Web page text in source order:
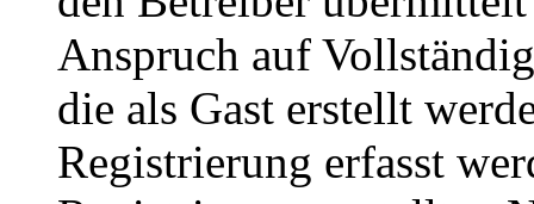
Anspruch auf
die als Gast erstellt
Registrierung erfasst